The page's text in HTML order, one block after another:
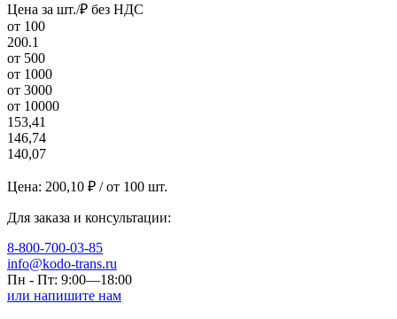
Цена за шт./₽ без НДС
от 100
200.1
от 500
от 1000
от 3000
от 10000
153,41
146,74
140,07
Цена: 200,10 ₽ / от 100 шт.
Для заказа и консультации:
8-800-700-03-85
info@kodo-trans.ru
Пн - Пт: 9:00—18:00
или напишите нам